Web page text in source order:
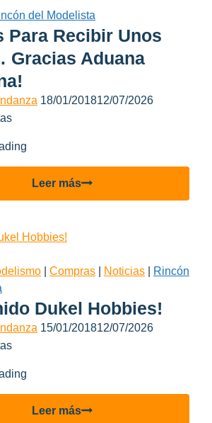
Mask
Modelismo
del Modelista
Para Recibir Unos
Gracias Aduana
18/01/201812/07/2026
Leer más4
meses
libros…
Aduana
Argentina!
Compras Noticias
Rincón
Dukel Hobbies!
15/01/201812/07/2026
Leer másBienvenido